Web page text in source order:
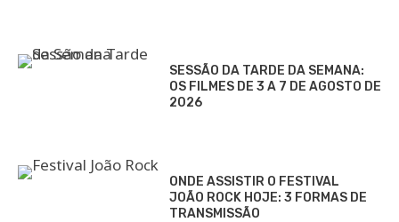
SESSÃO DA TARDE DA SEMANA:
OS FILMES DE 3 A 7 DE AGOSTO DE
2026
ONDE ASSISTIR O FESTIVAL
JOÃO ROCK HOJE: 3 FORMAS DE
TRANSMISSÃO